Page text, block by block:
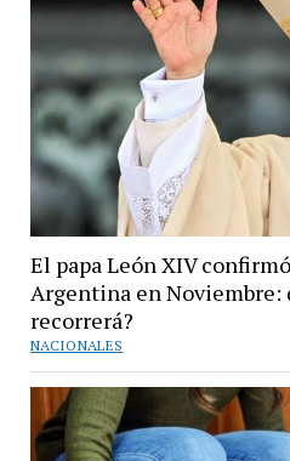
El papa León XIV
Argentina en Noviembre:
recorrerá?
NACIONALES